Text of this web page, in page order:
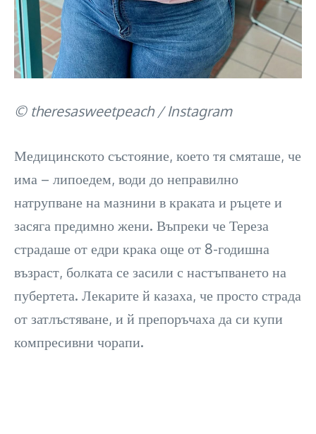
© theresasweetpeach / Instagram
Медицинското състояние, което тя смяташе, че
има – липоедем, води до неправилно
натрупване на мазнини в краката и ръцете и
засяга предимно жени. Въпреки че Тереза
страдаше от едри крака още от 8-годишна
възраст, болката се засили с настъпването на
пубертета. Лекарите й казаха, че просто страда
от затлъстяване, и й препоръчаха да си купи
компресивни чорапи.